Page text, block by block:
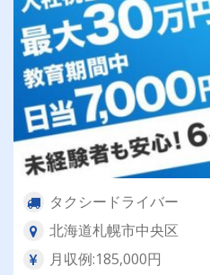
タクシードライバー
北海道札幌市中央区
月収例:185,000円